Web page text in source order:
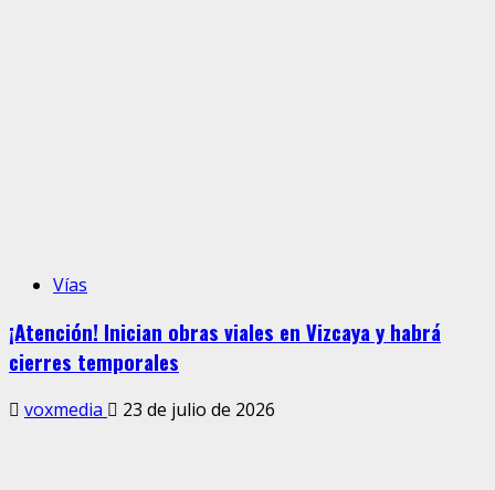
Vías
¡Atención! Inician obras viales en Vizcaya y habrá
cierres temporales
voxmedia 23 de julio de 2026